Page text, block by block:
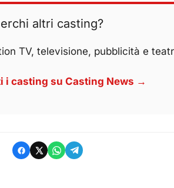
altri casting?
TV, televisione, pubblicità e
i casting su Casting News →